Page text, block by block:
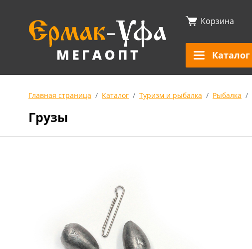
Корзина
Каталог
Главная страница Каталог Туризм и рыбалка Рыбалка
Грузы